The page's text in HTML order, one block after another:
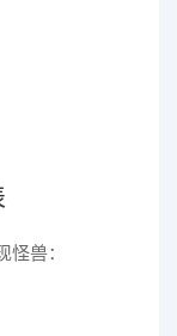
兽：